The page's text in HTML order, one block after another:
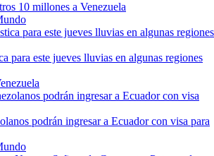
10 millones a Venezuela
para este jueves lluvias en algunas regiones
podrán ingresar a Ecuador con visa para